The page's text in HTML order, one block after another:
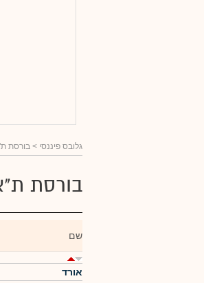
גלובס פיננסי > בורסת
בורסת
שם
אורד